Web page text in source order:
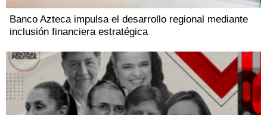
Banco Azteca impulsa el desarrollo regional mediante
inclusión financiera estratégica